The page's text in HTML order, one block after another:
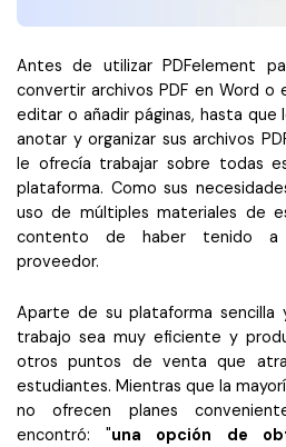
Antes de utilizar PDFelement
convertir archivos PDF en Word
editar o añadir páginas, hasta
anotar y organizar sus archivos
le ofrecía trabajar sobre todas
plataforma. Como sus
uso de múltiples materiales de
contento de haber tenido a
proveedor.
Aparte de su plataforma
trabajo sea muy eficiente y
otros puntos de venta que
estudiantes. Mientras que la
no ofrecen planes
encontró: "una opción de